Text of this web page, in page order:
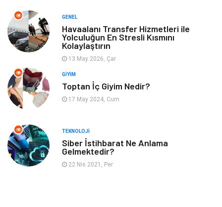
Genel Kültür Tatil
İnternet
Gayrimenkul
Astroloji Müzik
Ev İşleri
Sigorta
GENEL
Havaalanı Transfer Hizmetleri ile
Yolculuğun En Stresli Kısmını
Kolaylaştırın
13 May 2026, Çar
GIYIM
Toptan İç Giyim Nedir?
17 May 2024, Cum
TEKNOLOJI
Siber İstihbarat Ne Anlama
Gelmektedir?
22 Nis 2021, Per